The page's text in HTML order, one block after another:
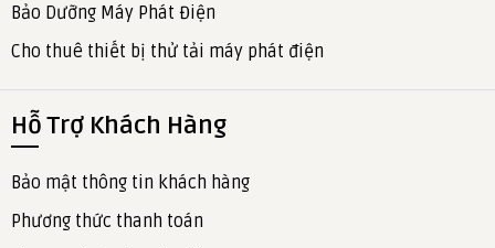
Bảo Dưỡng Máy Phát Điện
Cho thuê thiết bị thử tải máy phát điện
Hỗ Trợ Khách Hàng
Bảo mật thông tin khách hàng
Phương thức thanh toán